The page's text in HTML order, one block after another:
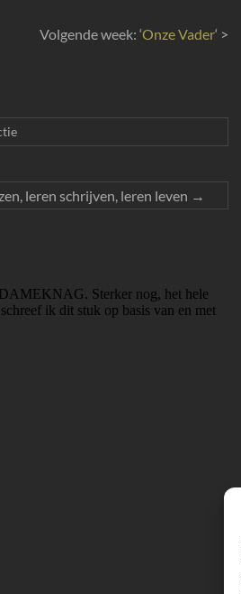
Volgende week: ‘Onze Vader‘ >
leren schrijven, leren leven →